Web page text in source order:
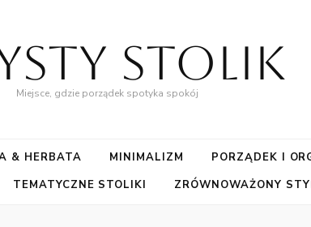
Stolik
Miejsce, gdzie porządek spotyka spokój
& HERBATA MINIMALIZM PORZĄDEK I
TEMATYCZNE STOLIKI ZRÓWNOWAŻONY